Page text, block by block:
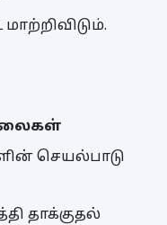
செயல்பாடு
தாக்குதல்